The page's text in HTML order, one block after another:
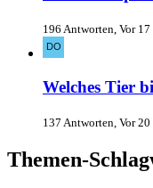
196 Antworten, Vor 17
Welches Tier
137 Antworten, Vor 20
Themen-